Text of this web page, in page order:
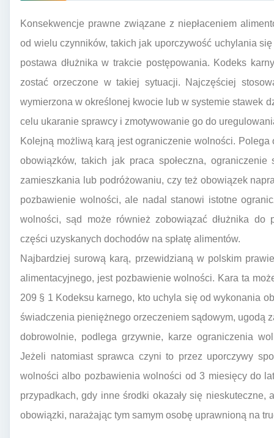
Konsekwencje prawne związane z niepłaceniem
od wielu czynników, takich jak uporczywość uchylania
postawa dłużnika w trakcie postępowania. Kodeks
zostać orzeczone w takiej sytuacji. Najczęściej
wymierzona w określonej kwocie lub w systemie stawek
celu ukaranie sprawcy i zmotywowanie go do
Kolejną możliwą karą jest ograniczenie wolności.
obowiązków, takich jak praca społeczna,
zamieszkania lub podróżowaniu, czy też obowiązek
pozbawienie wolności, ale nadal stanowi istotne
wolności, sąd może również zobowiązać dłużnika do
części uzyskanych dochodów na spłatę alimentów.
Najbardziej surową karą, przewidzianą w polskim
alimentacyjnego, jest pozbawienie wolności. Kara ta
209 § 1 Kodeksu karnego, kto uchyla się od wykonania
świadczenia pieniężnego orzeczeniem sądowym, ugodą
dobrowolnie, podlega grzywnie, karze ograniczenia
Jeżeli natomiast sprawca czyni to przez uporczywy
wolności albo pozbawienia wolności od 3 miesięcy do
przypadkach, gdy inne środki okazały się
obowiązki, narażając tym samym osobę uprawnioną na